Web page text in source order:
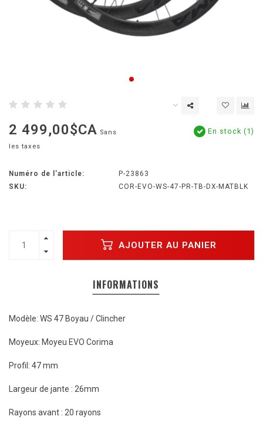
2 499,00$CA Sans
les taxes
En stock (1)
Numéro de l'article:
P-23863
SKU:
COR-EVO-WS-47-PR-TB-DX-MATBLK
AJOUTER AU PANIER
INFORMATIONS
Modèle: WS 47 Boyau / Clincher
Moyeux: Moyeu EVO Corima
Profil: 47 mm
Largeur de jante : 26mm
Rayons avant : 20 rayons